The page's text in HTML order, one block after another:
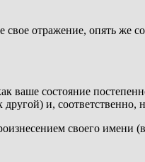
отражение, опять же
ваше состояние
и, соответственно,
своего имени